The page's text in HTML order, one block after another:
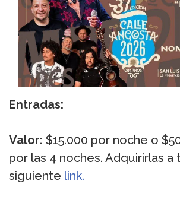
Entradas:
Valor: $15.000 por noche o
por las 4 noches. Adquirirlas a
siguiente link.